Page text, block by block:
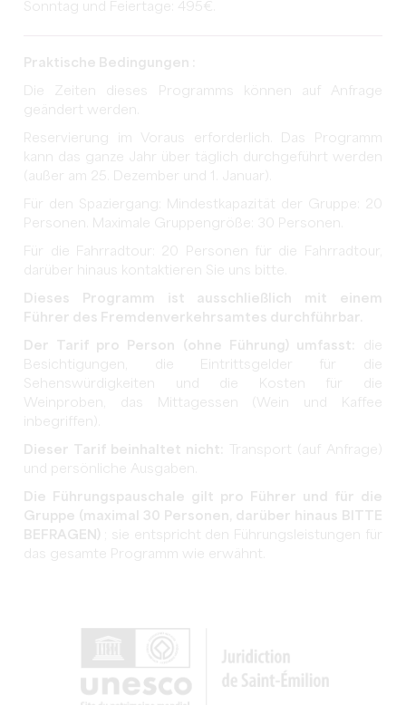
Sonntag und Feiertage: 495€.
Praktische Bedingungen :
Die Zeiten dieses Programms können auf Anfrage
geändert werden.
Reservierung im Voraus erforderlich. Das Programm
kann das ganze Jahr über täglich durchgeführt werden
(außer am 25. Dezember und 1. Januar).
Für den Spaziergang: Mindestkapazität der Gruppe: 20
Personen. Maximale Gruppengröße: 30 Personen.
Für die Fahrradtour: 20 Personen für die Fahrradtour,
darüber hinaus kontaktieren Sie uns bitte.
Dieses Programm ist ausschließlich mit einem
Führer des Fremdenverkehrsamtes durchführbar.
Der Tarif pro Person (ohne Führung) umfasst:
die
Besichtigungen, die Eintrittsgelder für die
Sehenswürdigkeiten und die Kosten für die
Weinproben, das Mittagessen (Wein und Kaffee
inbegriffen).
Dieser Tarif beinhaltet nicht:
Transport (auf Anfrage)
und persönliche Ausgaben.
Die Führungspauschale gilt pro Führer und für die
Gruppe (maximal 30 Personen, darüber hinaus BITTE
BEFRAGEN)
; sie entspricht den Führungsleistungen für
das gesamte Programm wie erwähnt.